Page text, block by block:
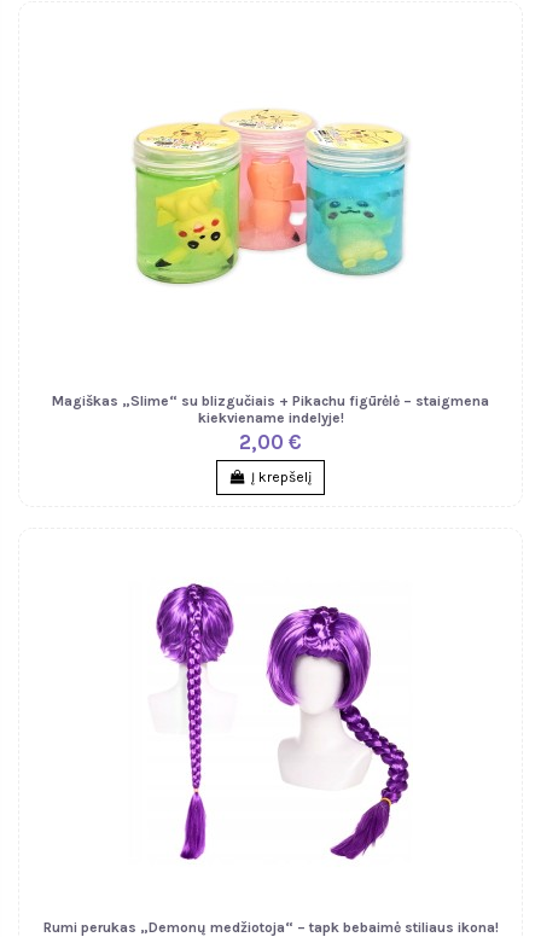
Magiškas „Slime“ su blizgučiais + Pikachu figūrėlė – staigmena
kiekviename indelyje!
2,00 €
Į krepšelį
Rumi perukas „Demonų medžiotoja“ – tapk bebaimė stiliaus ikona!